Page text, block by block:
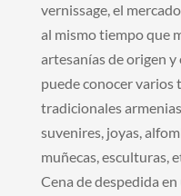
vernissage, el
al mismo tiempo que
artesanías de origen
puede conocer varios
tradicionales
suvenires, joyas,
muñecas, esculturas,
Cena de despedida